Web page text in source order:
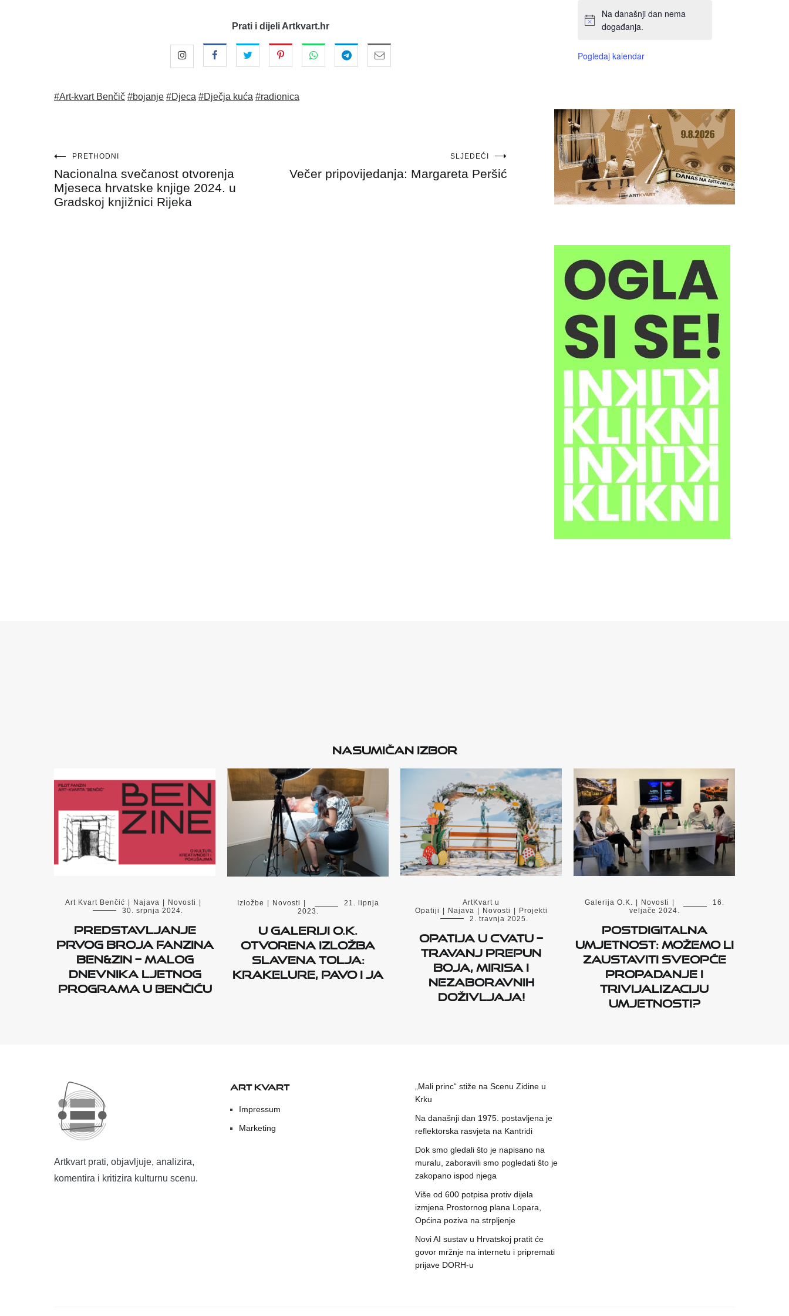
Prati i dijeli Artkvart.hr
#Art-kvart Benčič #bojanje #Djeca #Dječja kuća #radionica
Navigacija
objava
PRETHODNI
Nacionalna svečanost otvorenja
Mjeseca hrvatske knjige 2024. u
Gradskoj knjižnici Rijeka
SLJEDEĆI
Večer pripovijedanja: Margareta Peršić
Na današnji dan nema
događanja.
Pogledaj kalendar
Nasumičan izbor
Art Kvart Benčić Najava Novosti
30. srpnja 2024.
Predstavljanje
prvog broja fanzina
Ben&zin – malog
dnevnika Ljetnog
programa u Benčiću
Izložbe | Novosti |
21. lipnja
2023.
U Galeriji O.K.
otvorena izložba
Slavena Tolja:
Krakelure, Pavo i ja
ArtKvart u
Opatiji
Najava Novosti
Projekti
2. travnja 2025.
Opatija u cvatu –
travanj prepun
boja, mirisa i
nezaboravnih
doživljaja!
Galerija O.K. Novosti
16.
veljače 2024.
Postdigitalna
umjetnost: možemo li
zaustaviti sveopće
propadanje i
trivijalizaciju
umjetnosti?
Artkvart prati, objavljuje, analizira,
komentira i kritizira kulturnu scenu.
ART KVART
Impressum
Marketing
„Mali princ“ stiže na Scenu Zidine u
Krku
Na današnji dan 1975. postavljena je
reflektorska rasvjeta na Kantridi
Dok smo gledali što je napisano na
muralu, zaboravili smo pogledati što je
zakopano ispod njega
Više od 600 potpisa protiv dijela
izmjena Prostornog plana Lopara,
Općina poziva na strpljenje
Novi AI sustav u Hrvatskoj pratit će
govor mržnje na internetu i pripremati
prijave DORH-u